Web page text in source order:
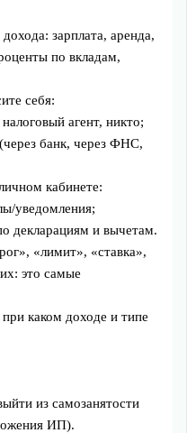
зарплата, аренда,
по вкладам,
себя:
агент, никто;
банк, через ФНС,
кабинете:
уведомления;
декларациям и вычетам.
«лимит», «ставка»,
это самые
каком доходе и типе
из самозанятости
ИП).